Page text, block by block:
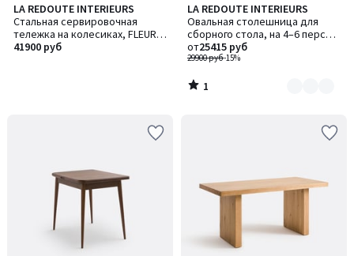
LA REDOUTE INTERIEURS
Стальная сервировочная
тележка на колесиках, FLEURY
/ ФЛЕРИ
41900 руб
LA REDOUTE INTERIEURS
Овальная столешница для
сборного стола, на 4–6 персон,
ALZAR / АЛЗАР
29900 руб-15%
от25415 руб
1
/
5
Количество
цветов:
2
1
/